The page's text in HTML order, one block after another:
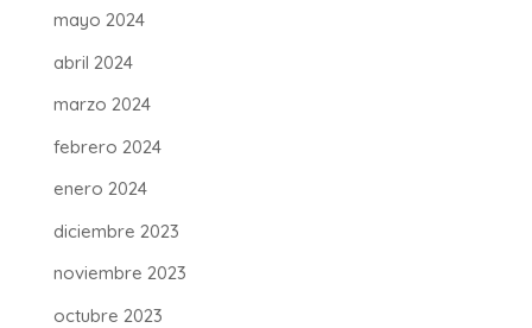
mayo 2024
abril 2024
marzo 2024
febrero 2024
enero 2024
diciembre 2023
noviembre 2023
octubre 2023